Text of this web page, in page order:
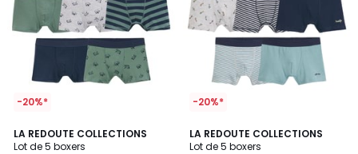
-20%*
LA REDOUTE COLLECTIONS
Lot de 5 boxers
4,9
/ 5
-20%*
LA REDOUTE COLLECTIONS
Lot de 5 boxers
4,8
/ 5